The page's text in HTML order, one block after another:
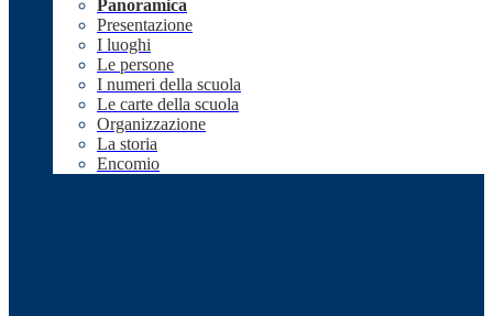
Panoramica
Presentazione
I luoghi
Le persone
I numeri della scuola
Le carte della scuola
Organizzazione
La storia
Encomio